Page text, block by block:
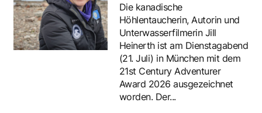
Die kanadische
Höhlentaucherin, Autorin und
Unterwasserfilmerin Jill
Heinerth ist am Dienstagabend
(21. Juli) in München mit dem
21st Century Adventurer
Award 2026 ausgezeichnet
worden. Der...